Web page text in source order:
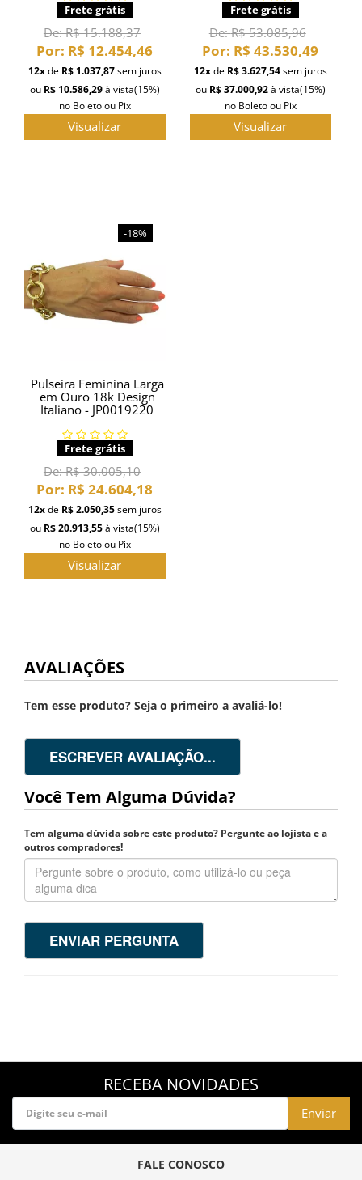
Frete grátis
De:R$ 15.188,37
Por: R$ 12.454,46
12xde R$ 1.037,87sem juros
ou R$ 10.586,29à vista(15%)
no Boleto ou Pix
Visualizar
Frete grátis
De:R$ 53.085,96
Por: R$ 43.530,49
12xde R$ 3.627,54sem juros
ou R$ 37.000,92à vista(15%)
no Boleto ou Pix
Visualizar
-18%
Pulseira Feminina Larga
em Ouro 18k Design
Italiano - JP0019220
Frete grátis
De:R$ 30.005,10
Por: R$ 24.604,18
12xde R$ 2.050,35sem juros
ou R$ 20.913,55à vista(15%)
no Boleto ou Pix
Visualizar
AVALIAÇÕES
Tem esse produto? Seja o primeiro a avaliá-lo!
ESCREVER AVALIAÇÃO...
Você Tem Alguma Dúvida?
Tem alguma dúvida sobre este produto? Pergunte ao lojista e a
outros compradores!
ENVIAR PERGUNTA
RECEBA NOVIDADES
Enviar
FALE CONOSCO